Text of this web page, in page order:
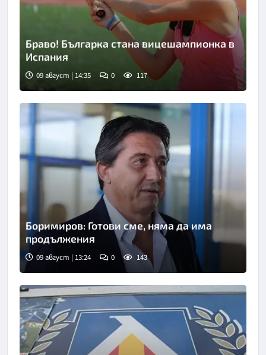
Снимка: БТА
Браво! Българка стана вицешампионка в
Испания
09 август | 14:35 0 117
Боримиров: Готови сме, няма да има
продължения
09 август | 13:24 0 143